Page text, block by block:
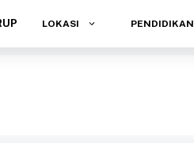
LOKASI PENDIDIKAN